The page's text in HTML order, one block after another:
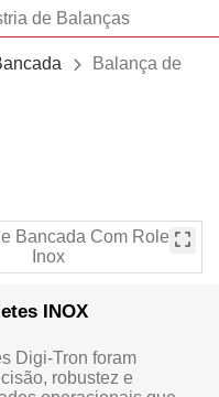
Balança de
INOX
Digi-Tron foram
robustez e